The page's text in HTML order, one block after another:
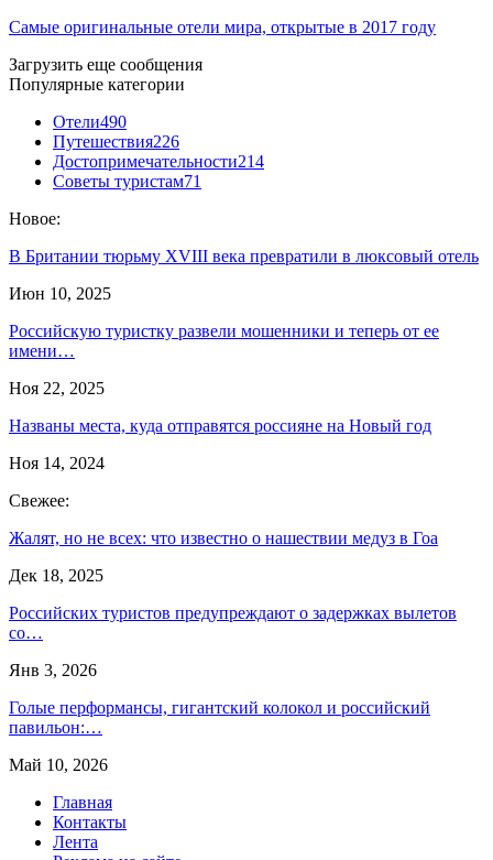
Самые оригинальные отели мира, открытые в 2017 году
Загрузить еще сообщения
Популярные категории
Отели490
Путешествия226
Достопримечательности214
Советы туристам71
Новое:
В Британии тюрьму XVIII века превратили в люксовый отель
Июн 10, 2025
Российскую туристку развели мошенники и теперь от ее
имени…
Ноя 22, 2025
Названы места, куда отправятся россияне на Новый год
Ноя 14, 2024
Свежее:
Жалят, но не всех: что известно о нашествии медуз в Гоа
Дек 18, 2025
Российских туристов предупреждают о задержках вылетов
со…
Янв 3, 2026
Голые перформансы, гигантский колокол и российский
павильон:…
Май 10, 2026
Главная
Контакты
Лента